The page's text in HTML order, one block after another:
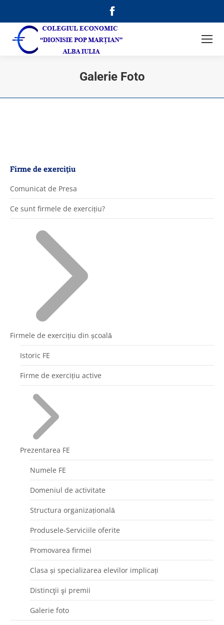
page
opens
window
Galerie Foto
Firme de exerciţiu
Comunicat de Presa
Ce sunt firmele de exercițiu?
Firmele de exercițiu din școală
Istoric FE
Firme de exercițiu active
Prezentarea FE
Numele FE
Domeniul de activitate
Structura organizațională
Produsele-Serviciile oferite
Promovarea firmei
Clasa și specializarea elevilor implicați
Distincţii şi premii
Galerie foto